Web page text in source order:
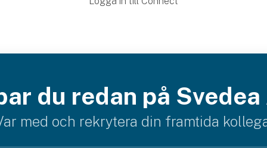
du redan på Svedea
med och rekrytera din framtida